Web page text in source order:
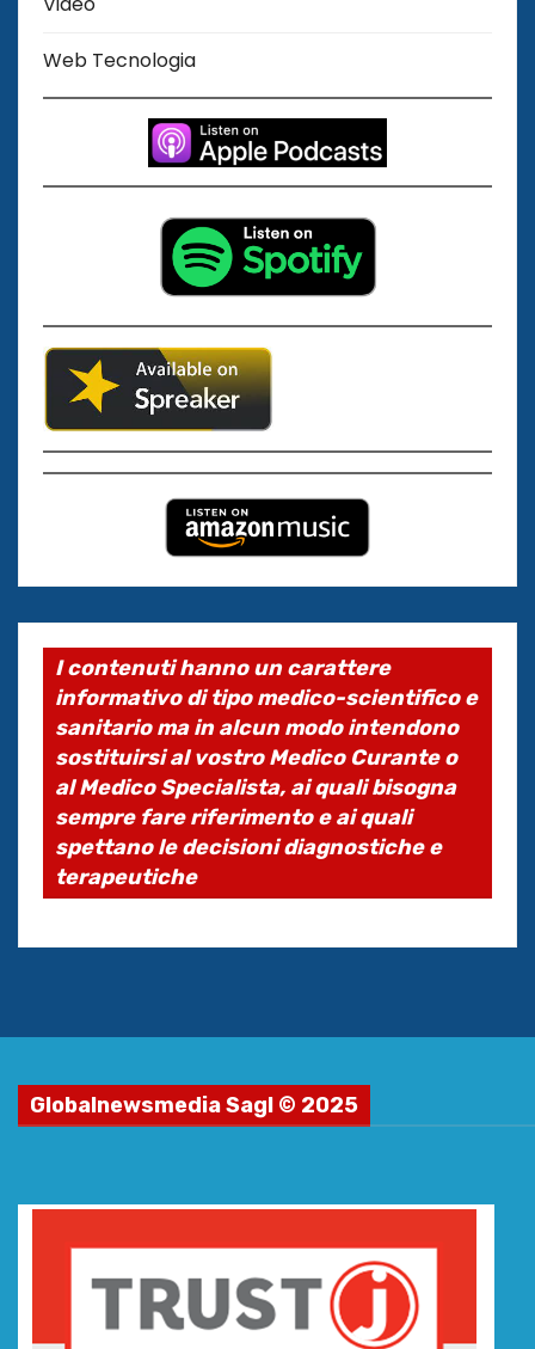
Web Tecnologia
I contenuti hanno un carattere
informativo di tipo medico-scientifico e
sanitario ma in alcun modo intendono
sostituirsi al vostro Medico Curante o
al Medico Specialista, ai quali bisogna
sempre fare riferimento e ai quali
spettano le decisioni diagnostiche e
terapeutiche
Globalnewsmedia Sagl © 2025